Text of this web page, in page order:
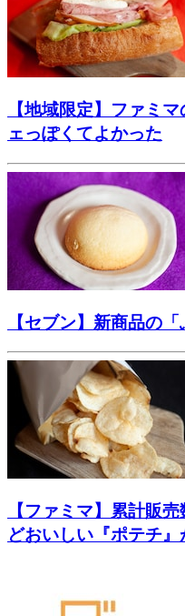
【地域限定】ファミ
ェっぽくてよかった
【セブン】新商品の
【ファミマ】累計販
どおいしい『ポテチ』